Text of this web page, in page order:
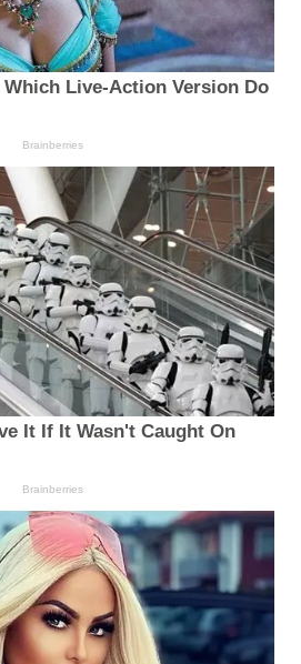
Live-Action Version Do
Brainberries
It If It Wasn't Caught On
Brainberries